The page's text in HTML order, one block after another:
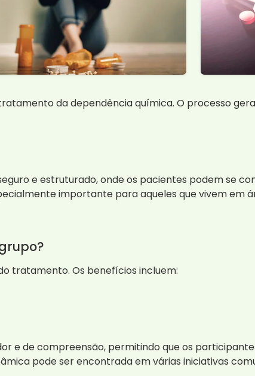
da dependência química. O processo
e estruturado, onde os pacientes podem se
importante para aqueles que vivem em
tratamento. Os benefícios incluem:
e de compreensão, permitindo que os
pode ser encontrada em várias iniciativas